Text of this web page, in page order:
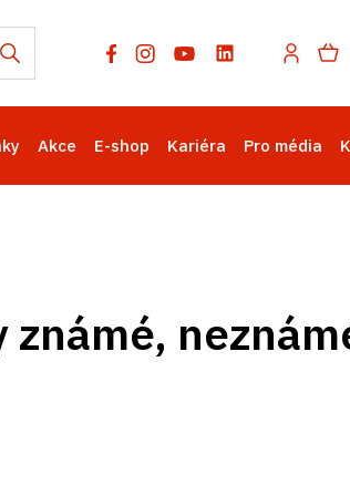
Akce E-shop Kariéra Pro média